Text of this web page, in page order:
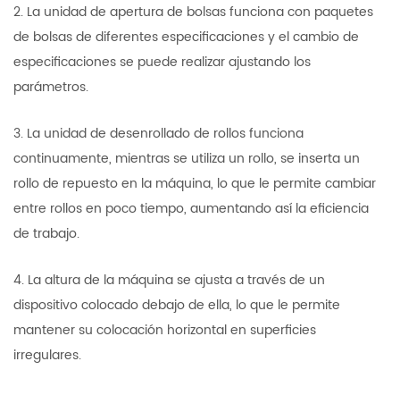
2. La unidad de apertura de bolsas funciona con paquetes
de bolsas de diferentes especificaciones y el cambio de
especificaciones se puede realizar ajustando los
parámetros.
3. La unidad de desenrollado de rollos funciona
continuamente, mientras se utiliza un rollo, se inserta un
rollo de repuesto en la máquina, lo que le permite cambiar
entre rollos en poco tiempo, aumentando así la eficiencia
de trabajo.
4. La altura de la máquina se ajusta a través de un
dispositivo colocado debajo de ella, lo que le permite
mantener su colocación horizontal en superficies
irregulares.